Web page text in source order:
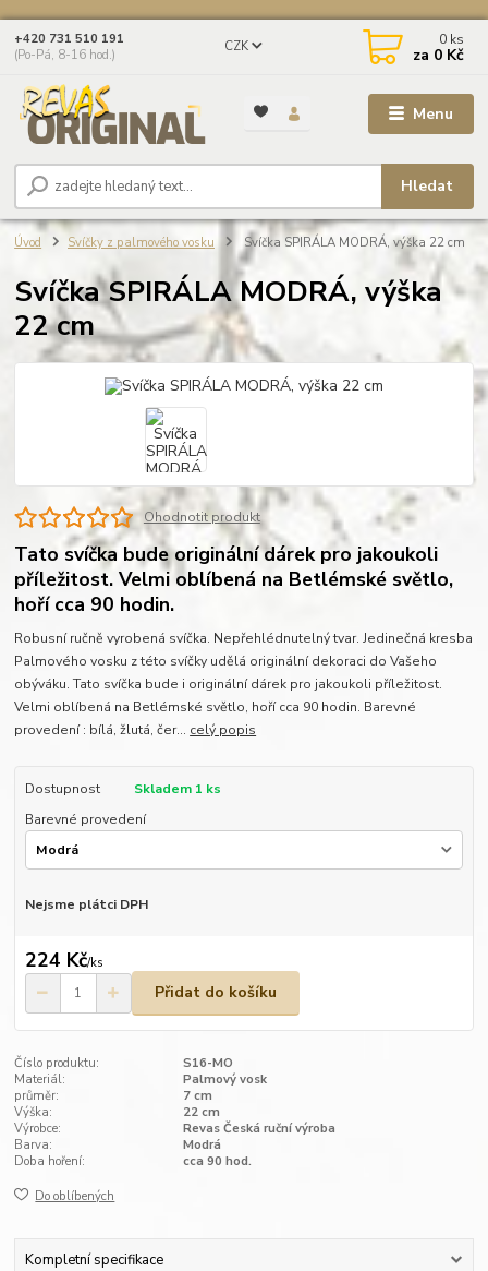
Menu
CZK
Hledat
+420 731 510 191
(Po-Pá, 8-16 hod.)
0 ks
za 0 Kč
Úvod Svíčky z palmového vosku Svíčka SPIRÁLA MODRÁ, výška 22 cm
Svíčka SPIRÁLA MODRÁ, výška
22 cm
Ohodnotit produkt
Tato svíčka bude originální dárek pro jakoukoli
příležitost. Velmi oblíbená na Betlémské světlo,
hoří cca 90 hodin.
Robusní ručně vyrobená svíčka. Nepřehlédnutelný tvar. Jedinečná kresba
Palmového vosku z této svíčky udělá originální dekoraci do Vašeho
obýváku. Tato svíčka bude i originální dárek pro jakoukoli příležitost.
Velmi oblíbená na Betlémské světlo, hoří cca 90 hodin. Barevné
provedení : bílá, žlutá, čer... celý popis
Dostupnost
Skladem 1 ks
Barevné provedení
Nejsme plátci DPH
224 Kč/ks
Přidat do košíku
Číslo produktu:
S16-MO
Materiál:
Palmový vosk
průměr:
7 cm
Výška:
22 cm
Výrobce:
Revas Česká ruční výroba
Barva:
Modrá
Doba hoření:
cca 90 hod.
Do oblíbených
Kompletní specifikace